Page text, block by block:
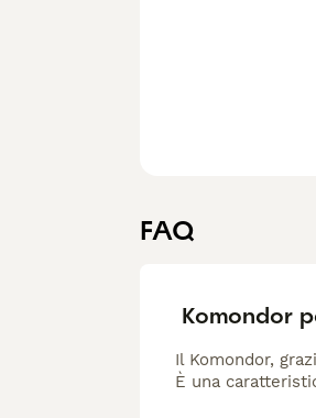
FAQ
Komondor
Il Komondor,
È una